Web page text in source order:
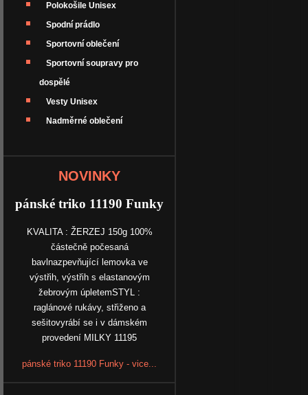
Polokošile Unisex
Spodní prádlo
Sportovní oblečení
Sportovní soupravy pro
dospělé
Vesty Unisex
Nadměrné oblečení
NOVINKY
pánské triko 11190 Funky
KVALITA : ŽERZEJ 150g 100%
částečně počesaná
bavlnazpevňující lemovka ve
výstřih, výstřih s elastanovým
žebrovým úpletemSTYL :
raglánové rukávy, střiženo a
sešitovyrábí se i v dámském
provedení MILKY 11195
pánské triko 11190 Funky - vice...